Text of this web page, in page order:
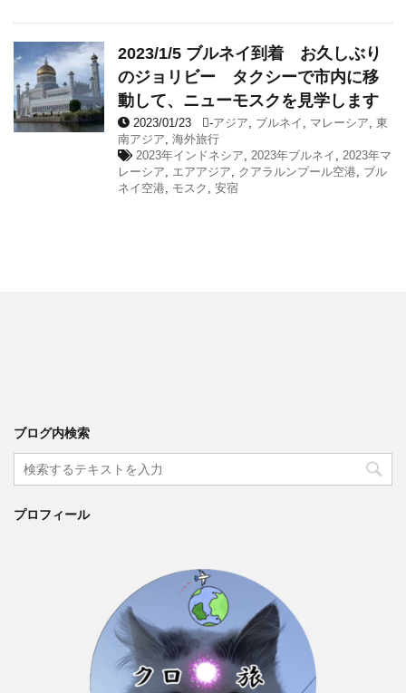
2023/1/5 ブルネイ到着 お久しぶり
のジョリビー タクシーで市内に移
動して、ニューモスクを見学します
2023/01/23 -アジア, ブルネイ , マレーシア, 東
南アジア, 海外旅行
2023年インドネシア, 2023年ブルネイ , 2023年マ
レーシア, エアアジア, クアラルンプール空港, ブル
ネイ空港, モスク , 安宿
ブログ内検索
プロフィール